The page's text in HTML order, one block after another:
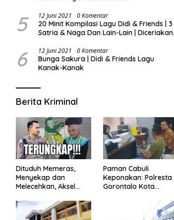
5 12 Juni 2021 0 Komentar
20 Minit Kompilasi Lagu Didi & Friends | 3
Satria & Naga Dan Lain-Lain | Diceriakan
6 12 Juni 2021 0 Komentar
Bunga Sakura | Didi & Friends Lagu
Kanak-Kanak
Berita Kriminal
Dituduh Memeras,
Menyekap dan
Melecehkan, Aksel
Ungkap Fakta
Mengejutkan!
Paman Cabuli
Keponakan: Polresta
Gorontalo Kota
Kejahatan Seksual